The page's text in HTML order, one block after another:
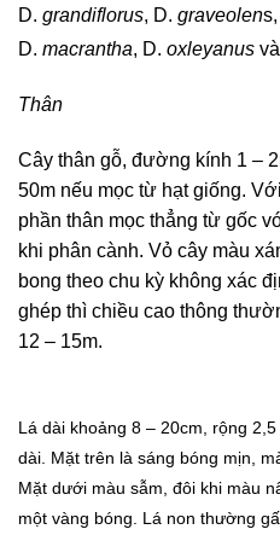
D. grandiflorus, D. graveolen
D. macrantha, D. oxleyanus
Thân
Cây thân gỗ, đường kính 1 –
50m nếu mọc từ hạt giống.
phần thân mọc thẳng từ gốc
khi phân cành. Vỏ cây màu
bong theo chu kỳ không xác
ghép thì chiều cao thông
12 – 15m.
Lá dài khoảng 8 – 20cm, rộng
dài. Mặt trên là sáng bóng mịn,
Mặt dưới màu sẫm, đôi khi màu
một vàng bóng. Lá non thường